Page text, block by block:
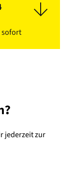
sofort
jederzeit zur